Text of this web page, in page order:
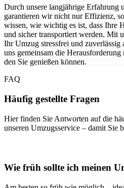
Durch unsere langjährige Erfahrung
garantieren wir nicht nur Effizienz,
wissen, wie wichtig es ist, dass Ihre
und sicher transportiert werden. Mit
Ihr Umzug stressfrei und
uns gemeinsam die
den Sie genießen können.
FAQ
Häufig gestellte Fragen
Hier finden Sie Antworten auf die
unseren Umzugsservice – damit Sie
Wie früh sollte ich meinen